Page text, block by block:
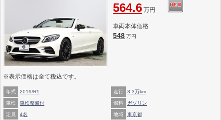
564.6 万円
車両本体価格
548 万円
※表示価格は全て税込です。
年式 2019/R1 走行 3.3万km
車検 車検整備付 燃料 ガソリン
定員 4名 地域 東京都